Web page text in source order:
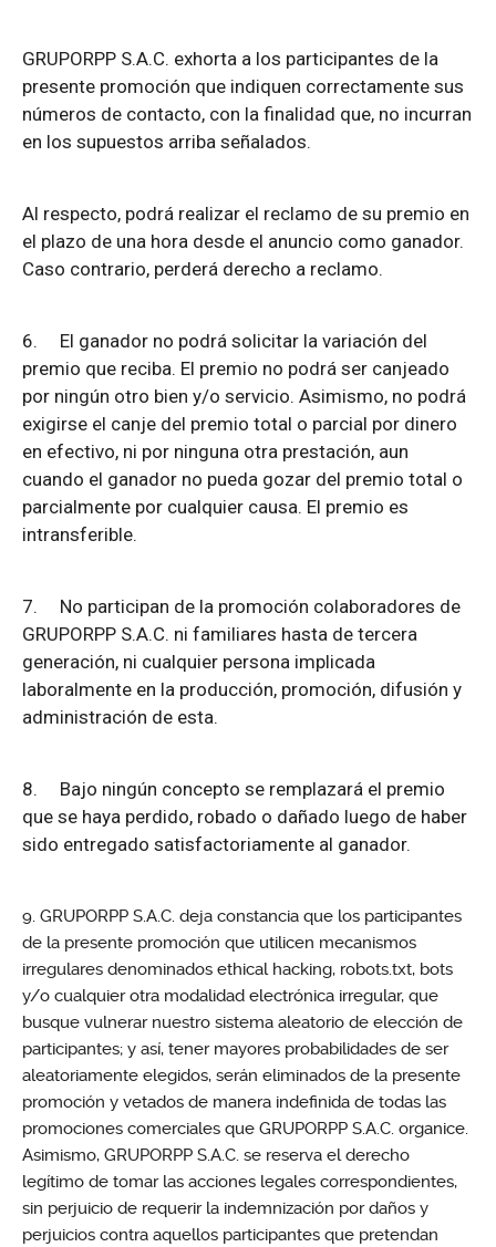
GRUPORPP S.A.C. exhorta a los participantes de la
presente promoción que indiquen correctamente sus
números de contacto, con la finalidad que, no incurran
en los supuestos arriba señalados.
Al respecto, podrá realizar el reclamo de su premio en
el plazo de una hora desde el anuncio como ganador.
Caso contrario, perderá derecho a reclamo.
6. El ganador no podrá solicitar la variación del
premio que reciba. El premio no podrá ser canjeado
por ningún otro bien y/o servicio. Asimismo, no podrá
exigirse el canje del premio total o parcial por dinero
en efectivo, ni por ninguna otra prestación, aun
cuando el ganador no pueda gozar del premio total o
parcialmente por cualquier causa. El premio es
intransferible.
7. No participan de la promoción colaboradores de
GRUPORPP S.A.C. ni familiares hasta de tercera
generación, ni cualquier persona implicada
laboralmente en la producción, promoción, difusión y
administración de esta.
8. Bajo ningún concepto se remplazará el premio
que se haya perdido, robado o dañado luego de haber
sido entregado satisfactoriamente al ganador.
GRUPORPP S.A.C. deja constancia que los participantes
de la presente promoción que utilicen mecanismos
irregulares denominados ethical hacking, robots.txt, bots
y/o cualquier otra modalidad electrónica irregular, que
busque vulnerar nuestro sistema aleatorio de elección de
participantes; y así, tener mayores probabilidades de ser
aleatoriamente elegidos, serán eliminados de la presente
promoción y vetados de manera indefinida de todas las
promociones comerciales que GRUPORPP S.A.C. organice.
Asimismo, GRUPORPP S.A.C. se reserva el derecho
legítimo de tomar las acciones legales correspondientes,
sin perjuicio de requerir la indemnización por daños y
perjuicios contra aquellos participantes que pretendan